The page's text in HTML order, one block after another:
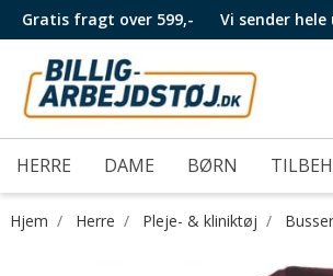
Gratis fragt over 599,- Vi sender hele
HERRE DAME BØRN
Hjem Herre Pleje- & kliniktøj